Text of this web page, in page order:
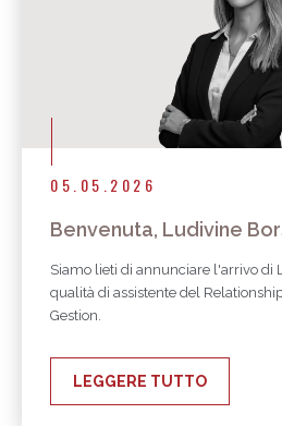
05.05.2026
Benvenuta, Ludivine
Siamo lieti di annunciare l'arrivo di
qualità di assistente del
Gestion.
LEGGERE TUTTO